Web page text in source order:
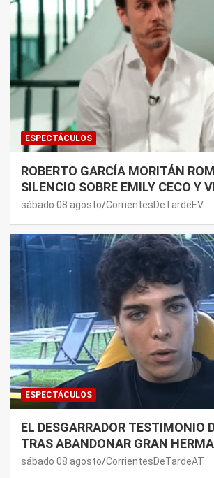
ESPECTÁCULOS
ROBERTO GARCÍA MORITÁN
SILENCIO SOBRE EMILY CECO Y
GALLARDO: “DEDÍQUENSE A SUS
sábado 08 agosto CorrientesDeTardeEV
ESPECTÁCULOS
EL DESGARRADOR TESTIMONIO
TRAS ABANDONAR GRAN
SALUD DE SU MAMÁ.
sábado 08 agosto CorrientesDeTardeAT